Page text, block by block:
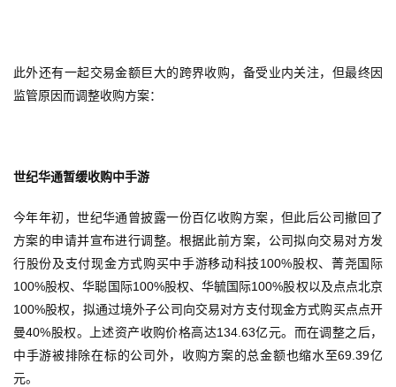
中
国
此外还有一起交易金额巨大的跨界收购，备受业内关注，但最终因
监管原因而调整收购方案：
世纪华通暂缓收购中手游
今年年初，世纪华通曾披露一份百亿收购方案，但此后公司撤回了
方案的申请并宣布进行调整。根据此前方案，公司拟向交易对方发
行股份及支付现金方式购买中手游移动科技 100%股权、菁尧国际
100%股权、华聪国际100%股权、华毓国际100%股权以及点点北京
100%股权，拟通过境外子公司向交易对方支付现金方式购买点点开
曼40%股权。上述资产收购价格高达134.63亿元。而在调整之后，
中手游被排除在标的公司外，收购方案的总金额也缩水至69.39亿
元。